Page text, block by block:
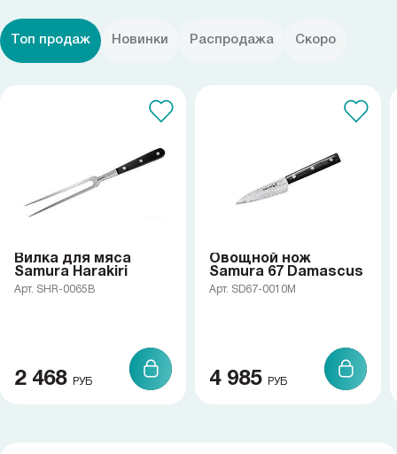
Топ продаж Новинки Распродажа Скоро
Вилка для мяса
Samura Harakiri
Арт. SHR-0065B
2 468 РУБ
Овощной нож
Samura 67 Damascus
Арт. SD67-0010M
4 985 РУБ